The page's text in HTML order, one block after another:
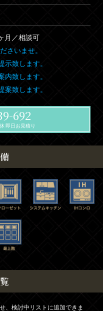
月／相談可
さいませ。
示致します。
内致します。
案致します。
692
即日お見積り
、検討中リストに追加できま